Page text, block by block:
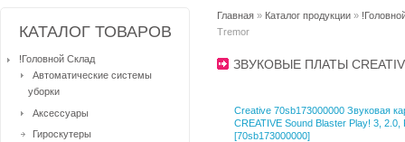
Главная » Каталог продукции »
Tremor
ЗВУКОВЫЕ ПЛАТЫ
Creative 70sb173000000 Звуковая
CREATIVE Sound Blaster Play! 3, 2.0,
[70sb173000000]
КАТАЛОГ ТОВАРОВ
!Головной Склад
Автоматические системы
уборки
Аксессуары
Гироскутеры